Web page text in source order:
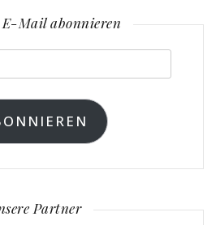
Mail abonnieren
Partner